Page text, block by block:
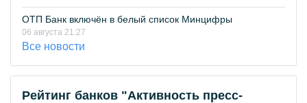
ОТП Банк включён в белый список Минцифры
06 августа 21:27
Все новости
Рейтинг банков "Активность пресс-